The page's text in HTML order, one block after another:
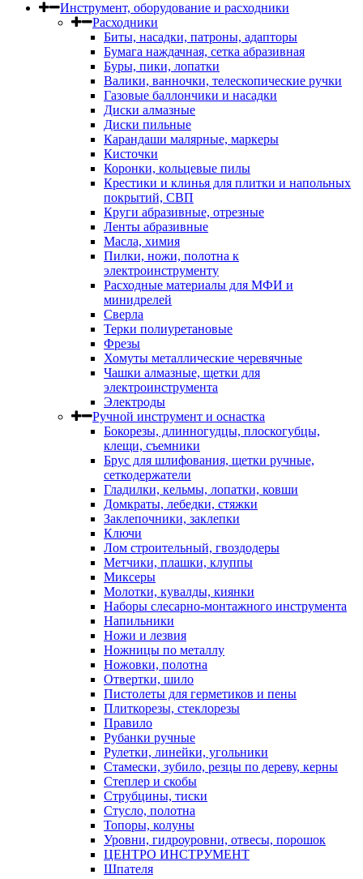
Инструмент, оборудование и расходники
Расходники
Биты, насадки, патроны, адапторы
Бумага наждачная, сетка абразивная
Буры, пики, лопатки
Валики, ванночки, телескопические ручки
Газовые баллончики и насадки
Диски алмазные
Диски пильные
Карандаши малярные, маркеры
Кисточки
Коронки, кольцевые пилы
Крестики и клинья для плитки и напольных
покрытий, СВП
Круги абразивные, отрезные
Ленты абразивные
Масла, химия
Пилки, ножи, полотна к
электроинструменту
Расходные материалы для МФИ и
минидрелей
Сверла
Терки полиуретановые
Фрезы
Хомуты металлические черевячные
Чашки алмазные, щетки для
электроинструмента
Электроды
Ручной инструмент и оснастка
Бокорезы, длинногудцы, плоскогубцы,
клещи, съемники
Брус для шлифования, щетки ручные,
сеткодержатели
Гладилки, кельмы, лопатки, ковши
Домкраты, лебедки, стяжки
Заклепочники, заклепки
Ключи
Лом строительный, гвоздодеры
Метчики, плашки, клуппы
Миксеры
Молотки, кувалды, киянки
Наборы слесарно-монтажного инструмента
Напильники
Ножи и лезвия
Ножницы по металлу
Ножовки, полотна
Отвертки, шило
Пистолеты для герметиков и пены
Плиткорезы, стеклорезы
Правило
Рубанки ручные
Рулетки, линейки, угольники
Стамески, зубило, резцы по дереву, керны
Степлер и скобы
Струбцины, тиски
Стусло, полотна
Топоры, колуны
Уровни, гидроуровни, отвесы, порошок
ЦЕНТРО ИНСТРУМЕНТ
Шпателя